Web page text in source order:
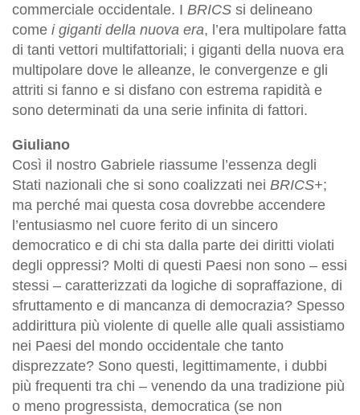
commerciale occidentale. I BRICS si delineano
come i giganti della nuova era, l’era multipolare fatta
di tanti vettori multifattoriali; i giganti della nuova era
multipolare dove le alleanze, le convergenze e gli
attriti si fanno e si disfano con estrema rapidità e
sono determinati da una serie infinita di fattori.
Giuliano
Così il nostro Gabriele riassume l’essenza degli
Stati nazionali che si sono coalizzati nei BRICS+;
ma perché mai questa cosa dovrebbe accendere
l’entusiasmo nel cuore ferito di un sincero
democratico e di chi sta dalla parte dei diritti violati
degli oppressi? Molti di questi Paesi non sono – essi
stessi – caratterizzati da logiche di sopraffazione, di
sfruttamento e di mancanza di democrazia? Spesso
addirittura più violente di quelle alle quali assistiamo
nei Paesi del mondo occidentale che tanto
disprezzate? Sono questi, legittimamente, i dubbi
più frequenti tra chi – venendo da una tradizione più
o meno progressista, democratica (se non